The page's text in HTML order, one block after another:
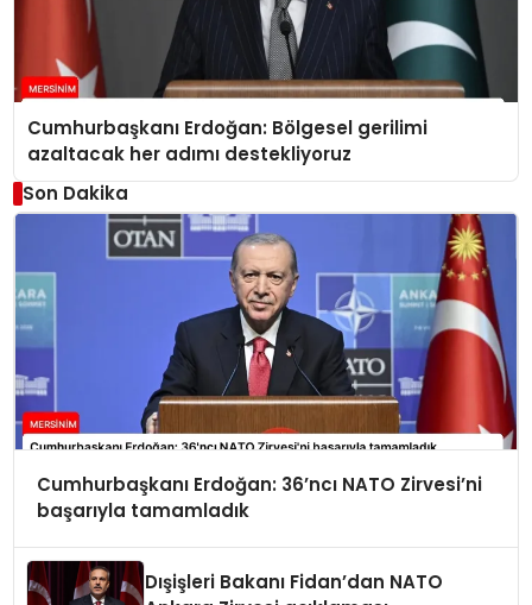
Cumhurbaşkanı Erdoğan: Bölgesel gerilimi
azaltacak her adımı destekliyoruz
Son Dakika
Cumhurbaşkanı Erdoğan: 36’ncı NATO Zirvesi’ni
başarıyla tamamladık
Dışişleri Bakanı Fidan’dan NATO